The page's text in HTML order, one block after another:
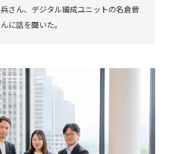
さん、デジタル編成ユニットの名倉晋
に話を聞いた。